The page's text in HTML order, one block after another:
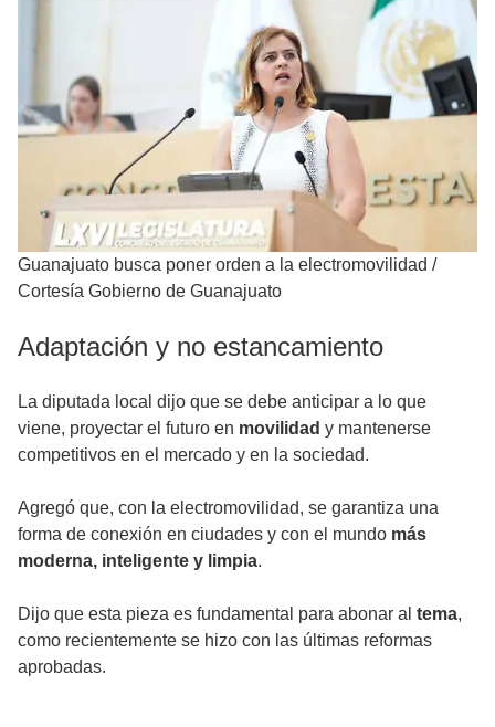
Guanajuato busca poner orden a la electromovilidad /
Cortesía Gobierno de Guanajuato
Adaptación y no estancamiento
La diputada local dijo que se debe anticipar a lo que
viene, proyectar el futuro en movilidad y mantenerse
competitivos en el mercado y en la sociedad.
Agregó que, con la electromovilidad, se garantiza una
forma de conexión en ciudades y con el mundo más
moderna, inteligente y limpia.
Dijo que esta pieza es fundamental para abonar al tema,
como recientemente se hizo con las últimas reformas
aprobadas.